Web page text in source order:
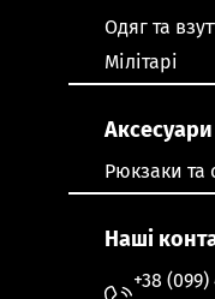
Одяг та
Мілітарі
Аксесуари
Рюкзаки та
Наші
+38 (099)